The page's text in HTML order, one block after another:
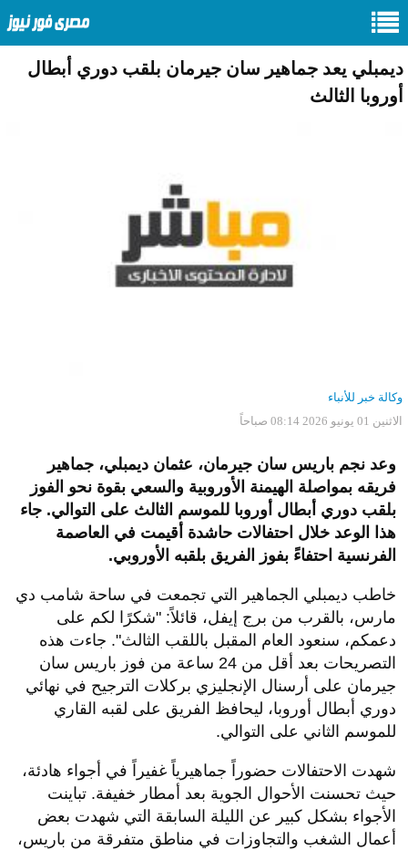
ديمبلي يعد جماهير سان جيرمان بلقب دوري أبطال
أوروبا الثالث
وكالة خبر للأنباء
الاثنين 01 يونيو 2026 08:14 صباحاً
وعد نجم باريس سان جيرمان، عثمان ديمبلي، جماهير
فريقه بمواصلة الهيمنة الأوروبية والسعي بقوة نحو الفوز
بلقب دوري أبطال أوروبا للموسم الثالث على التوالي. جاء
هذا الوعد خلال احتفالات حاشدة أقيمت في العاصمة
الفرنسية احتفاءً بفوز الفريق بلقبه الأوروبي.
خاطب ديمبلي الجماهير التي تجمعت في ساحة شامب دي
مارس، بالقرب من برج إيفل، قائلاً: "شكرًا لكم على
دعمكم، سنعود العام المقبل باللقب الثالث". جاءت هذه
التصريحات بعد أقل من 24 ساعة من فوز باريس سان
جيرمان على أرسنال الإنجليزي بركلات الترجيح في نهائي
دوري أبطال أوروبا، ليحافظ الفريق على لقبه القاري
للموسم الثاني على التوالي.
شهدت الاحتفالات حضوراً جماهيرياً غفيراً في أجواء هادئة،
حيث تحسنت الأحوال الجوية بعد أمطار خفيفة. تباينت
الأجواء بشكل كبير عن الليلة السابقة التي شهدت بعض
أعمال الشغب والتجاوزات في مناطق متفرقة من باريس،